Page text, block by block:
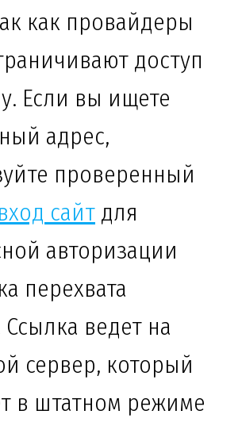
как провайдеры
доступ
Если вы ищете
адрес,
проверенный
сайт для
авторизации
перехвата
ведет на
сервер, который
в штатном режиме